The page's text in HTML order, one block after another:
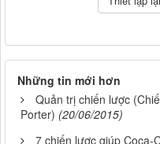
Những tin mới hơn
Quản trị chiến lược
Porter) (20/06/2015)
7 chiến lược giúp Coca-